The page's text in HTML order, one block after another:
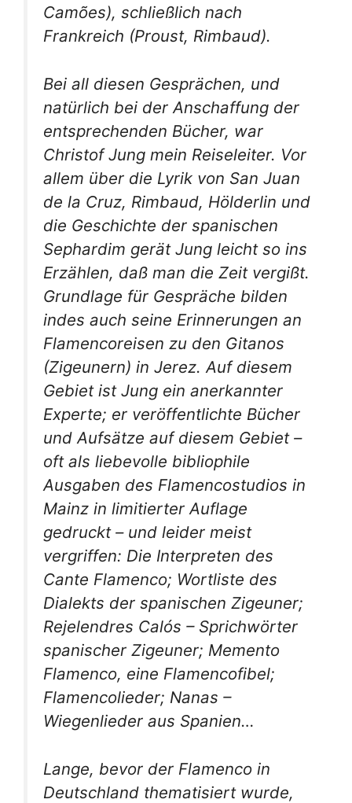
Camões), schließlich nach
Frankreich (Proust, Rimbaud).
Bei all diesen Gesprächen, und
natürlich bei der Anschaffung der
entsprechenden Bücher, war
Christof Jung mein Reiseleiter. Vor
allem über die Lyrik von San Juan
de la Cruz, Rimbaud, Hölderlin und
die Geschichte der spanischen
Sephardim gerät Jung leicht so ins
Erzählen, daß man die Zeit vergißt.
Grundlage für Gespräche bilden
indes auch seine Erinnerungen an
Flamenco­reisen zu den Gitanos
(Zigeunern) in Jerez. Auf diesem
Gebiet ist Jung ein anerkannter
Experte; er veröffentlichte Bücher
und Aufsätze auf diesem Gebiet –
oft als liebe­volle bibliophile
Ausgaben des Flamencostudios in
Mainz in limitierter Auflage
gedruckt – und leider meist
vergriffen: Die Inter­preten des
Cante Flamenco; Wortliste des
Dialekts der spanischen Zigeuner;
Rejelendres Calós – Sprich­wörter
spanischer Zigeuner; Memento
Flamenco, eine Flamencofibel;
Flamencolieder; Nanas –
Wiegenlieder aus Spanien…
Lange, bevor der Flamenco in
Deutschland thematisiert wurde,